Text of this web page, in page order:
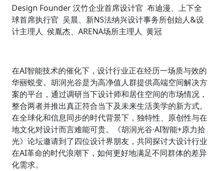
Design Founder 汉竹企业首席设计官 布迪漫、上下全
球首席执行官 吴晨、新NS法纳兴设计事务所创始人&设
计主理人 侯胤杰、ARENA场所主理人 黄冠
在AI智能技术的催化下，设计行业正在经历一场质与效的
华丽蜕变。胡润光谷是为高净值人群提供高端空间解决方
案的平台，通过调研当下设计师和居住空间的市场情况，
整合两者并推出真正符合当下及未来生活美学的新方式。
在全球化和信息同步的时代背景下，独特性、原创性与在
地文化对设计而言难能可贵。《胡润光谷·AI智能+原力拾
光》论坛邀请到了四位设计界朋友，共同探讨大设计行业
在AI革命的时代浪潮下，如何更好地满足不同群体的差异
化需求。